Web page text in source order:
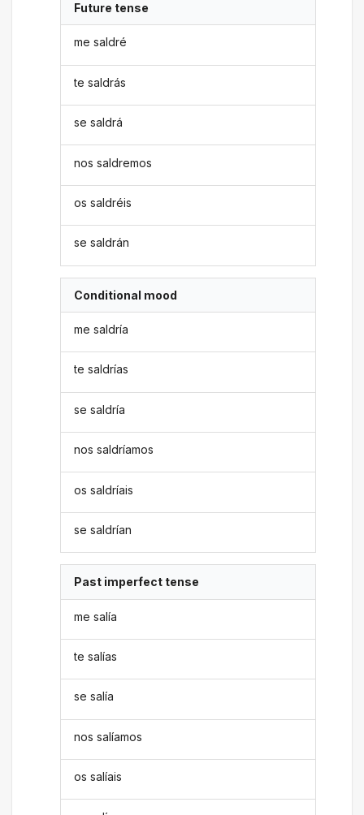
Future tense
me saldré
te saldrás
se saldrá
nos saldremos
os saldréis
se saldrán
Conditional mood
me saldría
te saldrías
se saldría
nos saldríamos
os saldríais
se saldrían
Past imperfect tense
me salía
te salías
se salía
nos salíamos
os salíais